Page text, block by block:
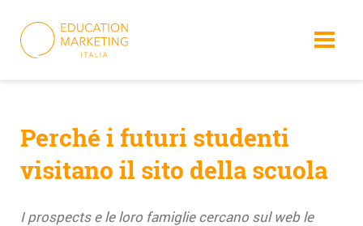
content
Perché i futuri studenti
visitano il sito della scuola
I prospects e le loro famiglie cercano sul web le